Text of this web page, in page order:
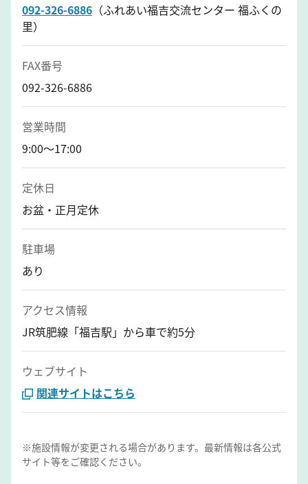
092-326-6886 （ふれあい福吉交流センター 福ふくの
里）
FAX番号
092-326-6886
営業時間
9:00～17:00
定休日
お盆・正月定休
駐車場
あり
アクセス情報
JR筑肥線「福吉駅」から車で約5分
ウェブサイト
関連サイトはこちら
※施設情報が変更される場合があります。最新情報は各公式
サイト等をご確認ください。